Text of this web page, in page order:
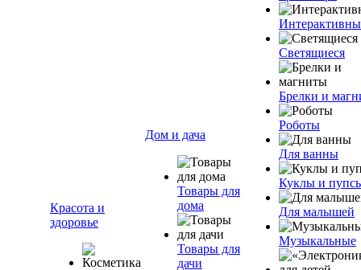
Красота и
здоровье
Дом и дача
Товары для
дома
Товары для
дачи
Светящиеся
Брелки и
Роботы
Для ванны
Куклы и
Для малышей
Музыкальные